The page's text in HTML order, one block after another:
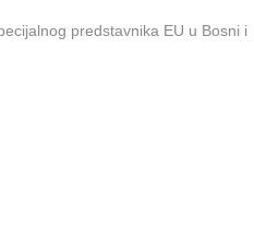
predstavnika EU u Bosni i